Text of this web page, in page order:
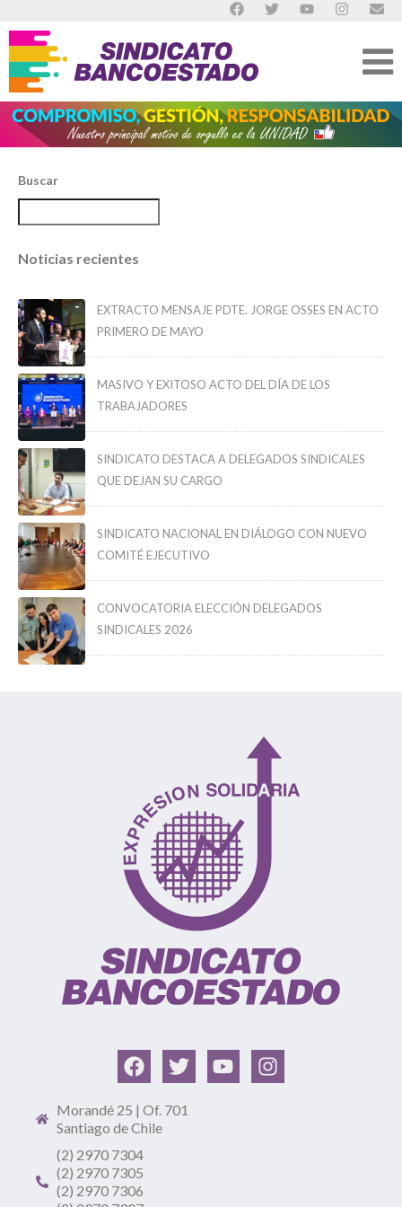
Buscar
Noticias recientes
EXTRACTO MENSAJE PDTE. JORGE OSSES EN ACTO
PRIMERO DE MAYO
MASIVO Y EXITOSO ACTO DEL DÍA DE LOS
TRABAJADORES
SINDICATO DESTACA A DELEGADOS SINDICALES
QUE DEJAN SU CARGO
SINDICATO NACIONAL EN DIÁLOGO CON NUEVO
COMITÉ EJECUTIVO
CONVOCATORIA ELECCIÓN DELEGADOS
SINDICALES 2026
Morandé 25 | Of. 701
Santiago de Chile
(2) 2970 7304
(2) 2970 7305
(2) 2970 7306